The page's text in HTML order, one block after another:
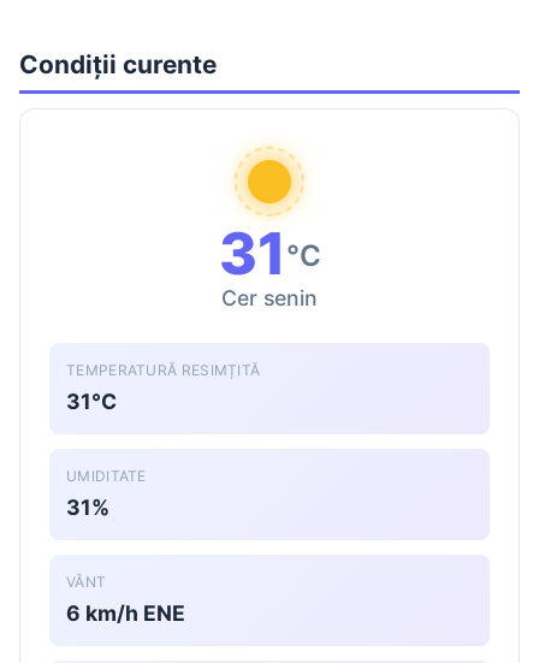
Condiții curente
31 °C
Cer senin
TEMPERATURĂ RESIMȚITĂ
31°C
UMIDITATE
31%
VÂNT
6 km/h ENE